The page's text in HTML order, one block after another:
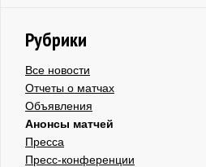
Рубрики
Все новости
Отчеты о матчах
Объявления
Анонсы матчей
Пресса
Пресс-конференции